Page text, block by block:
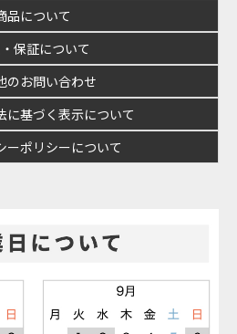
品について
保証について
のお問い合わせ
に基づく表示について
ーポリシーについて